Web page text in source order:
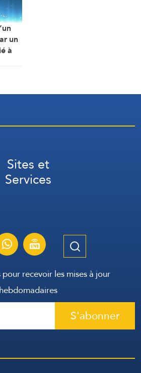
un
à
Sites et
Services
recevoir les mises à jour
hebdomadaires
S'abonner